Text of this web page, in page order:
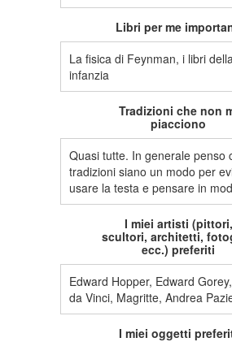
Libri per me
La fisica di Feynman, i libri
infanzia
Tradizioni che non
piacciono
Quasi tutte. In generale penso
tradizioni siano un modo per
usare la testa e pensare in
I miei artisti (pittori,
scultori, architetti,
ecc.) preferiti
Edward Hopper, Edward
da Vinci, Magritte, Andrea
I miei oggetti